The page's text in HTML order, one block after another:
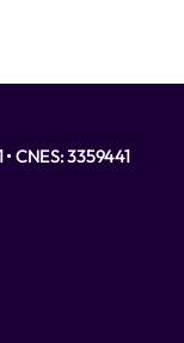
CNES: 3359441